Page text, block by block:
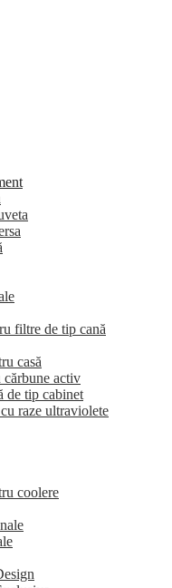
filtre de tip cană
casă
cărbune activ
de tip cabinet
raze ultraviolete
coolere